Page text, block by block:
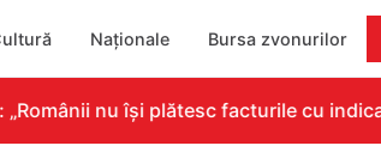
Naționale Bursa zvonurilor
nu își plătesc facturile cu